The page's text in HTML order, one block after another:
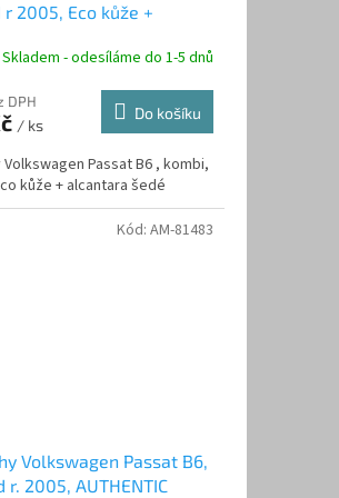
R
A
r 2005, Eco kůže +
Skladem - odesíláme do 1-5 dnů
DPH
/ ks
Do košíku
Passat B6 , kombi,
kůže + alcantara šedé
Volkswagen Passat B6,
r. 2005, AUTHENTIC
Kód: AM-81483